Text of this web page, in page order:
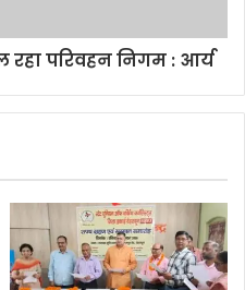
परिवहन निगम : आर्य